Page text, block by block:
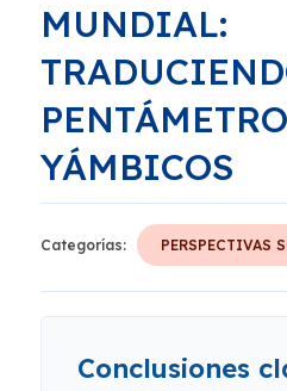
MUNDIAL:
YÁMBICOS
Categorías: PERSPECTIVAS
Conclusiones